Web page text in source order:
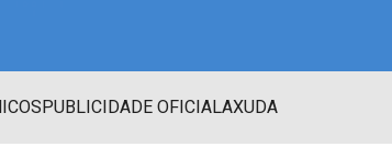
PUBLICIDADE OFICIALAXUDA